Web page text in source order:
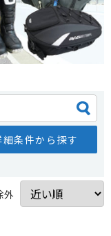
細条件から探す
外